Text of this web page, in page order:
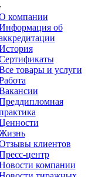
компании
об
товары и услуги
клиентов
центр
компании